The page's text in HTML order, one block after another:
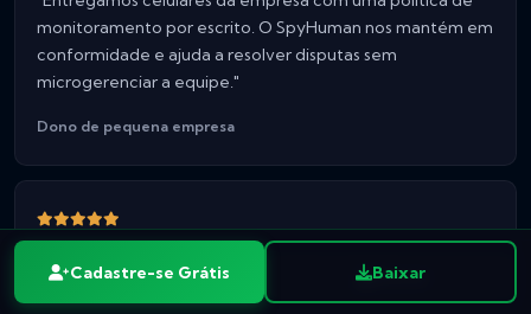
monitoramento por escrito. O SpyHuman nos mantém em
conformidade e ajuda a resolver disputas sem
microgerenciar a equipe."
Dono de pequena empresa
"O que mais gostei foi a honestidade. Eles dizem que é só
para Android e o que precisa do celular na mão. Sem falsas
Registrar grátis Baixar
Cadastre-se Grátis Baixar